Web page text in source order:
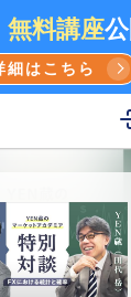
無料講座
細はこちら